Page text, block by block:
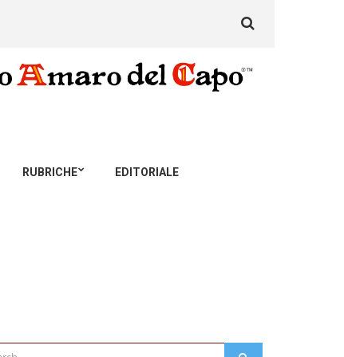
RUBRICHE EDITORIALE
for: